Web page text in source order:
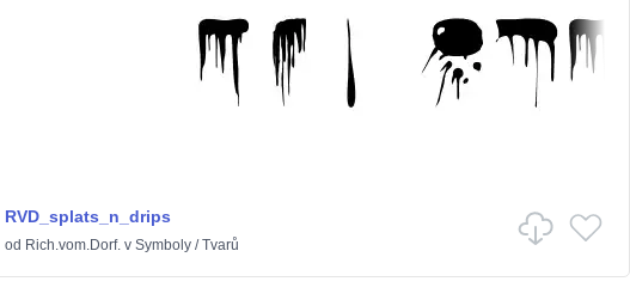
RVD_splats_n_drips
od Rich.vom.Dorf.v Symboly/Tvarů